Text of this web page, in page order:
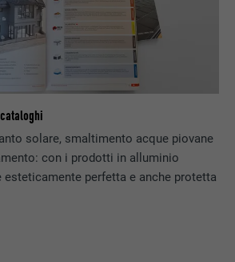
solare, smaltimento acque piovane
con i prodotti in alluminio
esteticamente perfetta e anche protetta
da Facebook per visualizzare una
di prodotti promozionali, per esempio
in tempo reale di inserzionisti terzi.